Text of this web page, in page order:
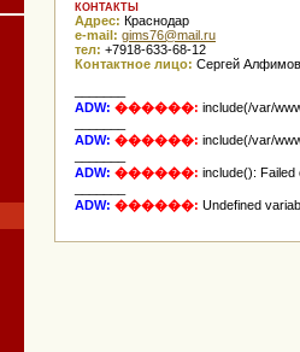
КОНТАКТЫ
Адрес: Краснодар
e-mail: ur.liam@67smig
тел: +7918-633-68-12
Контактное лицо: Сергей Алфимов
ADW: ������: include(/var/
ADW: ������: include(/var/
ADW: ������: include(): Failed
ADW: ������: Undefined